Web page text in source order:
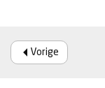
Vorige